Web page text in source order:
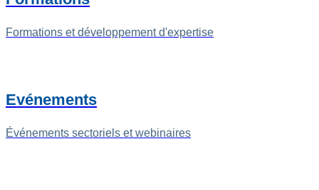
Formations et développement d'expertise
Evénements
Événements sectoriels et webinaires